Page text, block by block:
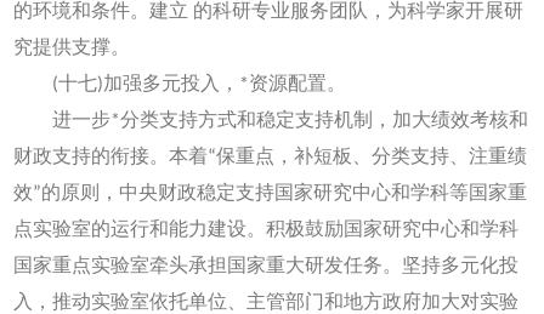
的环境和条件。建立 的科研专业服务团队，为科学家开展研
究提供支撑。
(十七)加强多元投入，*资源配置。
进一步*分类支持方式和稳定支持机制，加大绩效考核和
财政支持的衔接。本着“保重点，补短板、分类支持、注重绩
效”的原则，中央财政稳定支持国家研究中心和学科等国家重
点实验室的运行和能力建设。积极鼓励国家研究中心和学科
国家重点实验室牵头承担国家重大研发任务。坚持多元化投
入，推动实验室依托单位、主管部门和地方政府加大对实验